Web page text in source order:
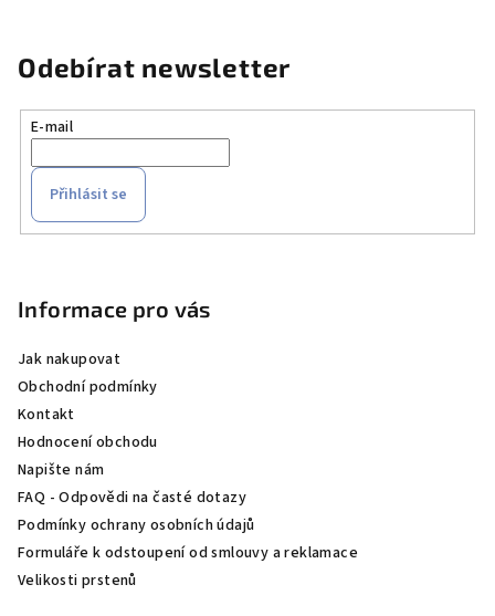
Odebírat newsletter
E-mail
Přihlásit se
Informace pro vás
Jak nakupovat
Obchodní podmínky
Kontakt
Hodnocení obchodu
Napište nám
FAQ - Odpovědi na časté dotazy
Podmínky ochrany osobních údajů
Formuláře k odstoupení od smlouvy a reklamace
Velikosti prstenů